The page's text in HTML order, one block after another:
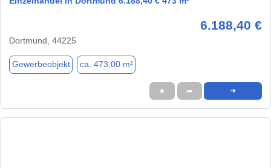
6.188,40 €
Dortmund, 44225
Gewerbeobjekt ca. 473,00 m²
★ ➦ ➜